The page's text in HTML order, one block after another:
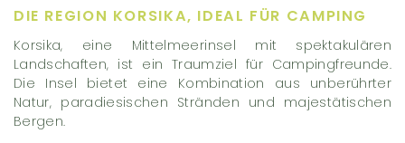
DIE REGION KORSIKA, IDEAL FÜR CAMPING
Korsika, eine Mittelmeerinsel mit spektakulären
Landschaften, ist ein Traumziel für Campingfreunde.
Die Insel bietet eine Kombination aus unberührter
Natur, paradiesischen Stränden und majestätischen
Bergen.